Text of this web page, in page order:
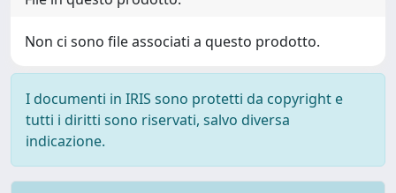
Non ci sono file associati a questo prodotto.
I documenti in IRIS sono protetti da copyright e
tutti i diritti sono riservati, salvo diversa
indicazione.